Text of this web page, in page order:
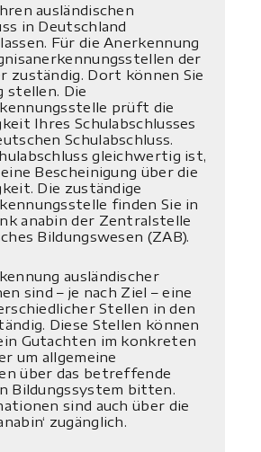
ausländischen
in Deutschland
Für die Anerkennung
der
zuständig. Dort können Sie
stellen. Die
prüft die
Ihres Schulabschlusses
Schulabschluss.
gleichwertig ist,
Bescheinigung über die
Die zuständige
finden Sie in
anabin der Zentralstelle
Bildungswesen (ZAB).
ausländischer
sind – je nach Ziel – eine
Stellen in den
Diese Stellen können
Gutachten im konkreten
um allgemeine
über das betreffende
Bildungssystem bitten.
sind auch über die
zugänglich.